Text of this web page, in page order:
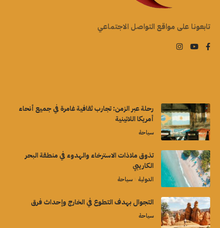
تابعونا على مواقع التواصل الاجتماعي
رحلة عبر الزمن: تجارب ثقافية غامرة في جميع أنحاء
أمريكا اللاتينية
سياحة
تذوق ملاذات الاسترخاء والهدوء في منطقة البحر
الكاريبي
الدولية سياحة
التجوال بهدف التطوع في الخارج وإحداث فرق
سياحة